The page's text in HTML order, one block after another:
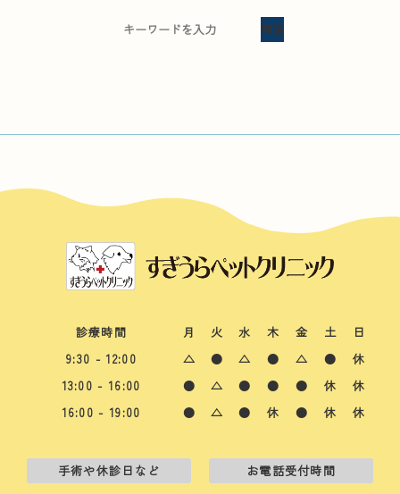
検索
診療時間 月 火 水 木 金 土
日
9:30 - 12:00
△ ● △ ● △ ●
休
13:00 - 16:00
● △ ● ● ● 休
休
16:00 - 19:00
● △ ● 休 ● 休 休
手術や休診日など
お電話受付時間